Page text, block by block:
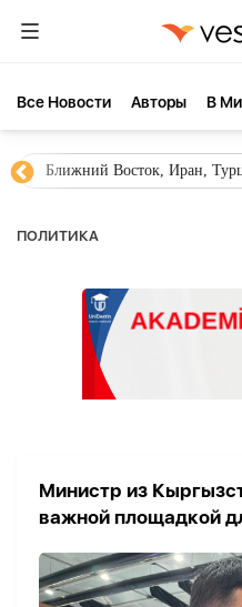
Все Новости Aвторы В
Ближний Восток, Иран,
ПОЛИТИКА
Министр из
важной площадкой